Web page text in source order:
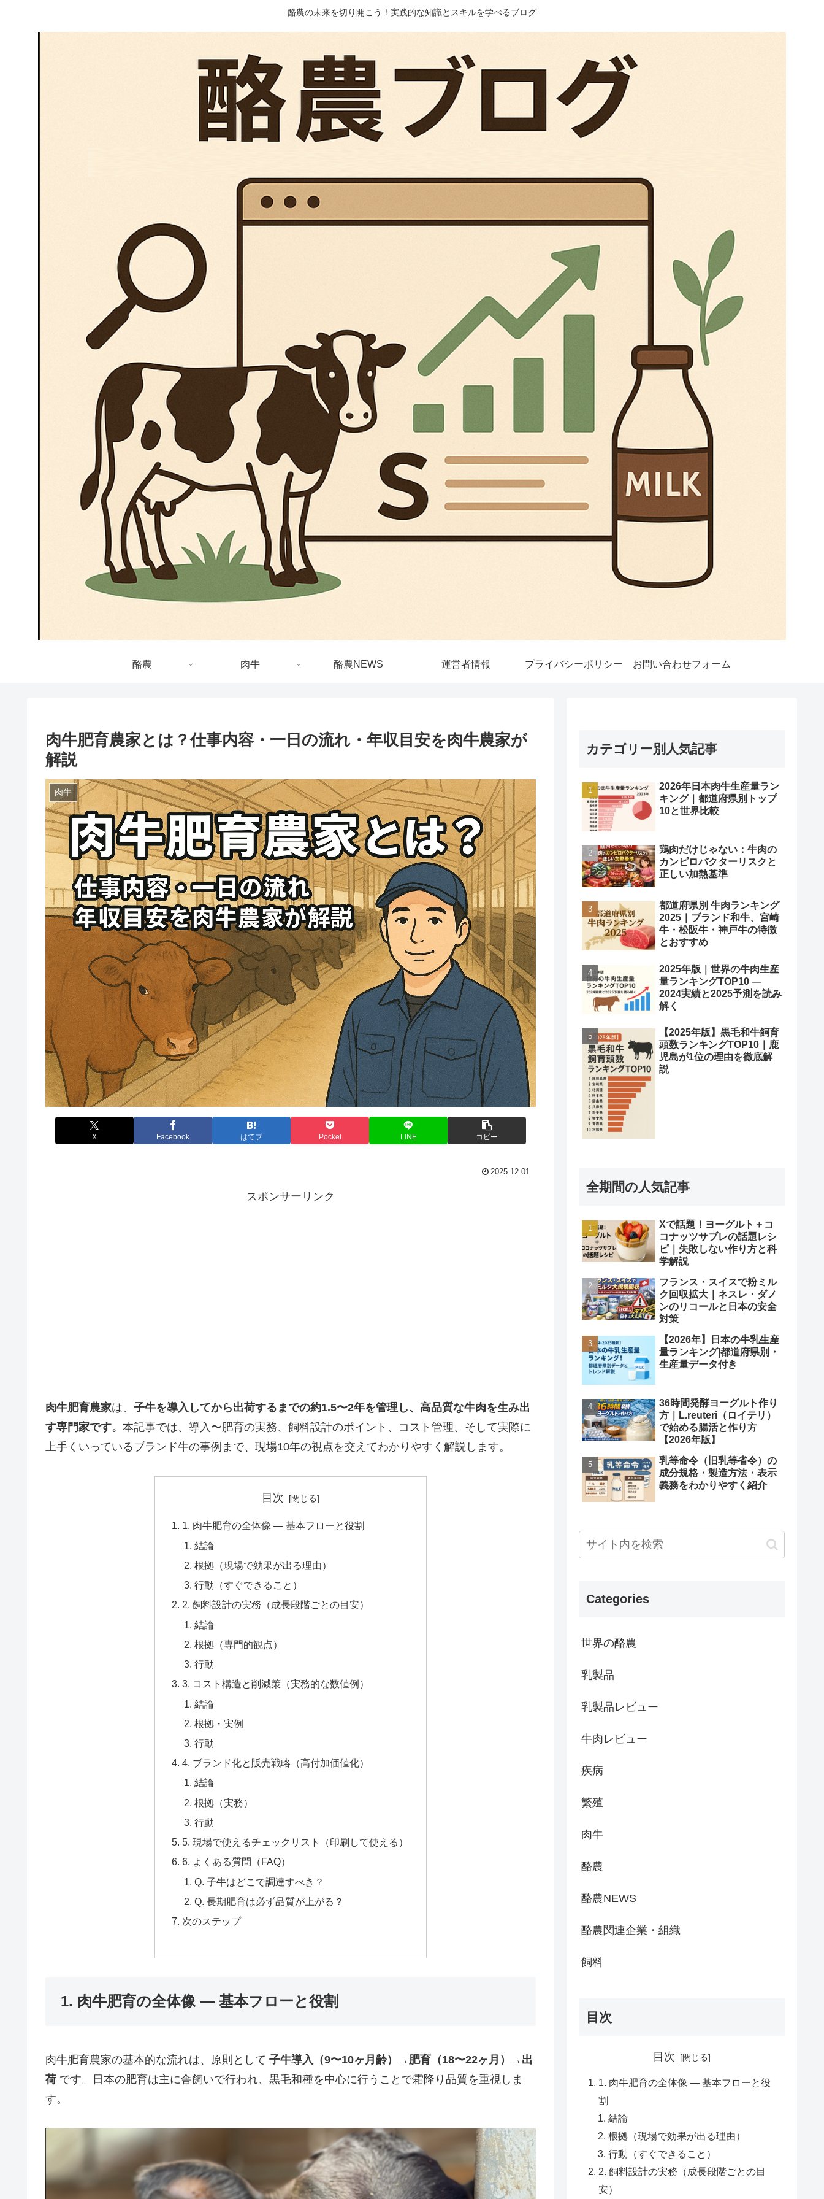
酪農の未来を切り開こう！実践的な知識とスキルを学べるブログ
酪農 肉牛 酪農NEWS 運営者情報 プライバシーポリシー お問い合わせフォーム
肉牛肥育農家とは？仕事内容・一日の流れ・年収目安を肉牛農家が
解説
肉牛
X Facebook はてブ Pocket LINE コピー
2025.12.01
スポンサーリンク
肉牛肥育農家は、 子牛を導入してから出荷するまでの約1.5〜2年を管理し、高品質な牛肉を生み出
す専門家です。 本記事では、導入〜肥育の実務、飼料設計のポイント、コスト管理、そして実際に
上手くいっているブランド牛の事例まで、現場10年の視点を交えてわかりやすく解説します。
目次
1. 肉牛肥育の全体像 — 基本フローと役割
結論
根拠（現場で効果が出る理由）
行動（すぐできること）
2. 飼料設計の実務（成長段階ごとの目安）
結論
根拠（専門的観点）
行動
3. コスト構造と削減策（実務的な数値例）
結論
根拠・実例
行動
4. ブランド化と販売戦略（高付加価値化）
結論
根拠（実務）
行動
5. 現場で使えるチェックリスト（印刷して使える）
6. よくある質問（FAQ）
Q. 子牛はどこで調達すべき？
Q. 長期肥育は必ず品質が上がる？
次のステップ
1. 肉牛肥育の全体像 — 基本フローと役割
肉牛肥育農家の基本的な流れは、原則として 子牛導入（9〜10ヶ月齢）→肥育（18〜22ヶ月）→出
荷 です。日本の肥育は主に舎飼いで行われ、黒毛和種を中心に行うことで霜降り品質を重視しま
す。
カテゴリー別人気記事
2026年日本肉牛生産量ラン
キング｜都道府県別トップ
10と世界比較
鶏肉だけじゃない：牛肉の
カンピロバクターリスクと
正しい加熱基準
都道府県別 牛肉ランキング
2025｜ブランド和牛、宮崎
牛・松阪牛・神戸牛の特徴
とおすすめ
2025年版｜世界の牛肉生産
量ランキングTOP10 —
2024実績と2025予測を読み
解く
【2025年版】黒毛和牛飼育
頭数ランキングTOP10｜鹿
児島が1位の理由を徹底解
説
全期間の人気記事
Xで話題！ヨーグルト＋コ
コナッツサブレの話題レシ
ピ｜失敗しない作り方と科
学解説
フランス・スイスで粉ミル
ク回収拡大｜ネスレ・ダノ
ンのリコールと日本の安全
対策
【2026年】日本の牛乳生産
量ランキング|都道府県別・
生産量データ付き
36時間発酵ヨーグルト作り
方｜L.reuteri（ロイテリ）
で始める腸活と作り方
【2026年版】
乳等命令（旧乳等省令）の
成分規格・製造方法・表示
義務をわかりやすく紹介
Categories
世界の酪農
乳製品
乳製品レビュー
牛肉レビュー
疾病
繁殖
肉牛
酪農
酪農NEWS
酪農関連企業・組織
飼料
目次
目次
1. 肉牛肥育の全体像 — 基本フローと役
割
結論
根拠（現場で効果が出る理由）
行動（すぐできること）
2. 飼料設計の実務（成長段階ごとの目
安）